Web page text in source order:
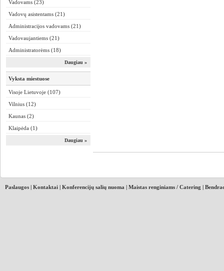
Vadovams (23)
Vadovų asistentams (21)
Administracijos vadovams (21)
Vadovaujantiems (21)
Administratorėms (18)
Daugiau »
Vyksta miestuose
Visoje Lietuvoje (107)
Vilnius (12)
Kaunas (2)
Klaipėda (1)
Daugiau »
Paslaugos | Kontaktai | Konferencijų salių nuoma | Maistas renginiams / Catering |